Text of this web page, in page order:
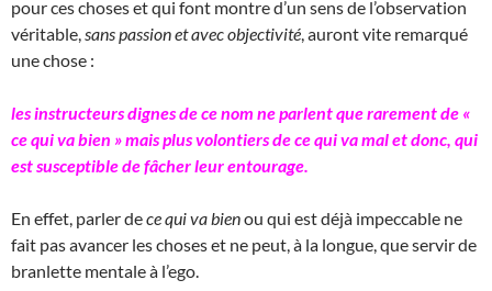
pour ces choses et qui font montre d’un sens de l’observation
véritable, sans passion et avec objectivité , auront vite remarqué
une chose :
les instructeurs dignes de ce nom ne parlent que rarement de «
ce qui va bien » mais plus volontiers de ce qui va mal et donc, qui
est susceptible de fâcher leur entourage.
En effet, parler dece qui va bienou qui est déjà impeccable ne
fait pas avancer les choses et ne peut, à la longue, que servir de
branlette mentale à l’ego.